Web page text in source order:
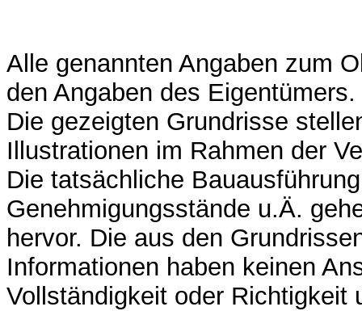
Alle genannten Angaben zum
den Angaben des Eigentümers.
Die gezeigten Grundrisse
Illustrationen im Rahmen der
Die tatsächliche
Genehmigungsstände u.Ä.
hervor. Die aus den
Informationen haben keinen
Vollständigkeit oder Richtigkeit